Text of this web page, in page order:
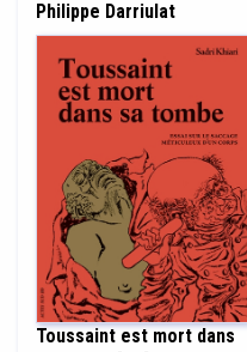
Philippe Darriulat
Toussaint est mort dans